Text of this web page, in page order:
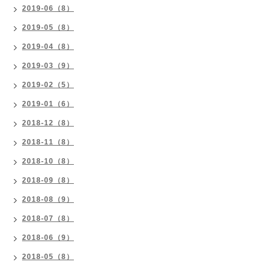
2019-06（8）
2019-05（8）
2019-04（8）
2019-03（9）
2019-02（5）
2019-01（6）
2018-12（8）
2018-11（8）
2018-10（8）
2018-09（8）
2018-08（9）
2018-07（8）
2018-06（9）
2018-05（8）